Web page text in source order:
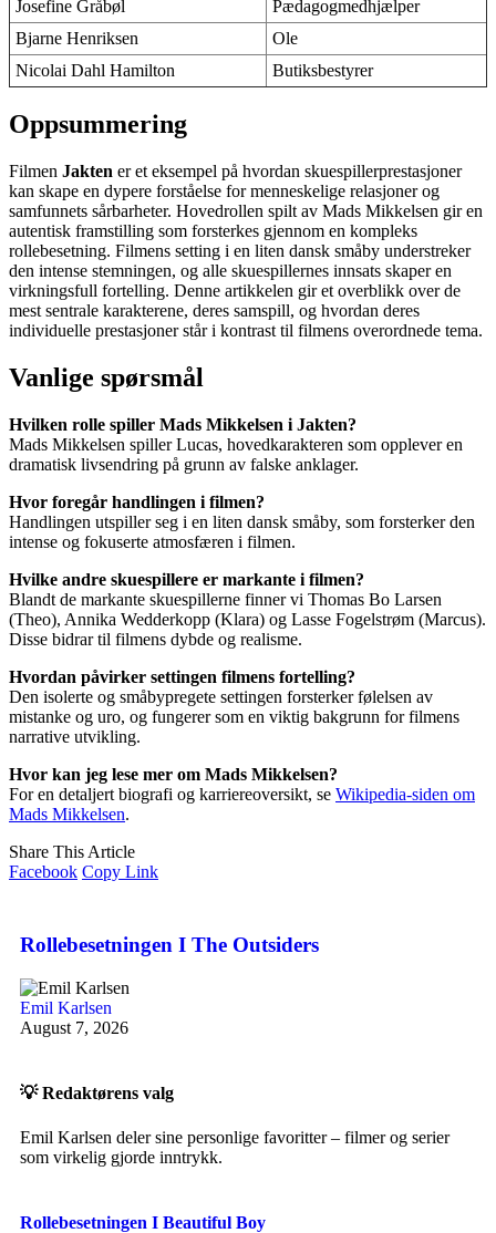
Josefine Gråbøl
Pædagogmedhjælper
Bjarne Henriksen
Ole
Nicolai Dahl Hamilton
Butiksbestyrer
Oppsummering
Filmen Jakten er et eksempel på hvordan skuespillerprestasjoner
kan skape en dypere forståelse for menneskelige relasjoner og
samfunnets sårbarheter. Hovedrollen spilt av Mads Mikkelsen gir en
autentisk framstilling som forsterkes gjennom en kompleks
rollebesetning. Filmens setting i en liten dansk småby understreker
den intense stemningen, og alle skuespillernes innsats skaper en
virkningsfull fortelling. Denne artikkelen gir et overblikk over de
mest sentrale karakterene, deres samspill, og hvordan deres
individuelle prestasjoner står i kontrast til filmens overordnede tema.
Vanlige spørsmål
Hvilken rolle spiller Mads Mikkelsen i Jakten?
Mads Mikkelsen spiller Lucas, hovedkarakteren som opplever en
dramatisk livsendring på grunn av falske anklager.
Hvor foregår handlingen i filmen?
Handlingen utspiller seg i en liten dansk småby, som forsterker den
intense og fokuserte atmosfæren i filmen.
Hvilke andre skuespillere er markante i filmen?
Blandt de markante skuespillerne finner vi Thomas Bo Larsen
(Theo), Annika Wedderkopp (Klara) og Lasse Fogelstrøm (Marcus).
Disse bidrar til filmens dybde og realisme.
Hvordan påvirker settingen filmens fortelling?
Den isolerte og småbypregete settingen forsterker følelsen av
mistanke og uro, og fungerer som en viktig bakgrunn for filmens
narrative utvikling.
Hvor kan jeg lese mer om Mads Mikkelsen?
For en detaljert biografi og karriereoversikt, se Wikipedia-siden om
Mads Mikkelsen.
Share This Article
Facebook Copy Link
Rollebesetningen I The Outsiders
Emil Karlsen
August 7, 2026
💡 Redaktørens valg
Emil Karlsen deler sine personlige favoritter – filmer og serier
som virkelig gjorde inntrykk.
Rollebesetningen I Beautiful Boy